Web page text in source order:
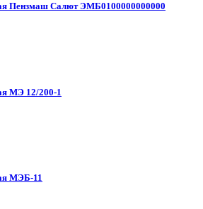
Пензмаш Салют ЭМБ0100000000000
МЭ 12/200-1
МЭБ-11